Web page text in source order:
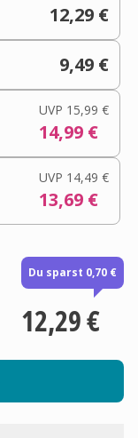
12,29 €
9,49 €
UVP 15,99 €
14,99 €
UVP 14,49 €
13,69 €
Du sparst 0,70 €
12,29 €